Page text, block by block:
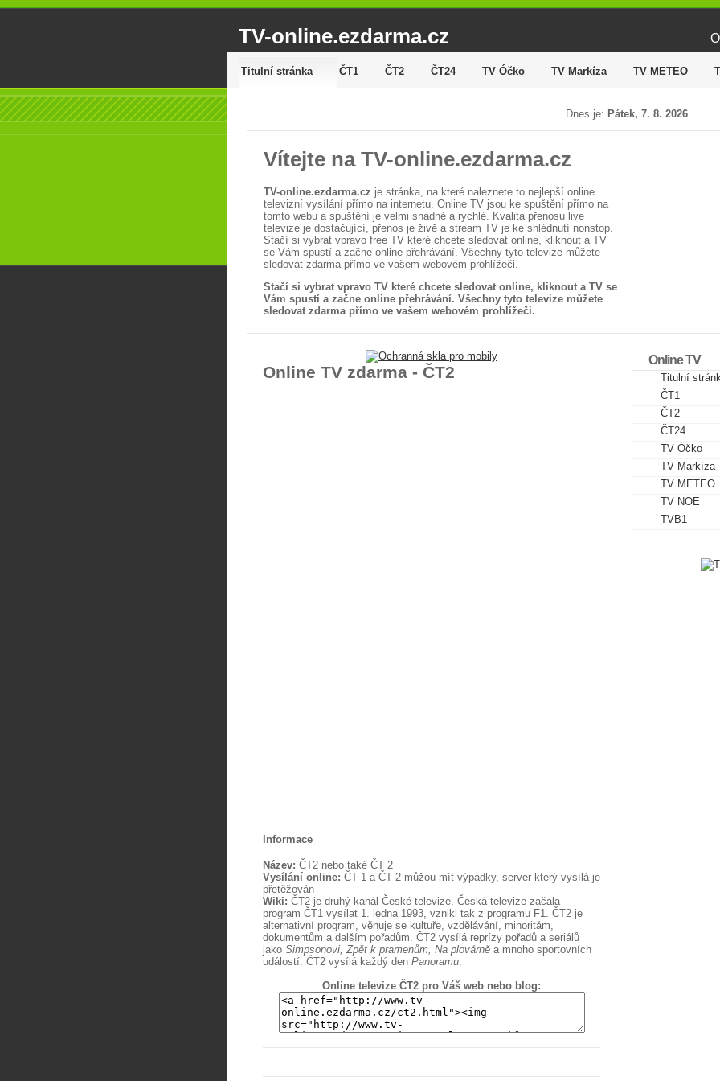
TV-online.ezdarma.cz
Titulní stránka ČT1 ČT2 ČT24 TV Óčko TV Markíza TV METEO
Dnes je: Pátek, 7. 8. 2026
Vítejte na TV-online.ezdarma.cz
TV-online.ezdarma.cz je stránka, na které naleznete to nejlepší online
televizní vysílání přímo na internetu. Online TV jsou ke spuštění přímo na
tomto webu a spuštění je velmi snadné a rychlé. Kvalita přenosu live
televize je dostačující, přenos je živě a stream TV je ke shlédnutí nonstop.
Stačí si vybrat vpravo free TV které chcete sledovat online, kliknout a TV
se Vám spustí a začne online přehrávání. Všechny tyto televize můžete
sledovat zdarma přímo ve vašem webovém prohlížeči.
Stačí si vybrat vpravo TV které chcete sledovat online, kliknout a TV se
Vám spustí a začne online přehrávání. Všechny tyto televize můžete
sledovat zdarma přímo ve vašem webovém prohlížeči.
Online TV zdarma - ČT2
Informace
Název: ČT2 nebo také ČT 2
Vysílání online: ČT 1 a ČT 2 můžou mít výpadky, server který vysílá je
přetěžován
Wiki: ČT2 je druhý kanál České televize. Česká televize začala
program ČT1 vysílat 1. ledna 1993, vznikl tak z programu F1. ČT2 je
alternativní program, věnuje se kultuře, vzdělávání, minoritám,
dokumentům a dalším pořadům. ČT2 vysílá reprízy pořadů a seriálů
jako Simpsonovi, Zpět k pramenům, Na plovárně a mnoho sportovních
událostí. ČT2 vysílá každý den Panoramu
Online televize ČT2 pro Váš web nebo blog:
Online TV
Titulní
ČT1
ČT2
ČT24
TV Óčko
TV Markíza
TV METEO
TV NOE
TVB1